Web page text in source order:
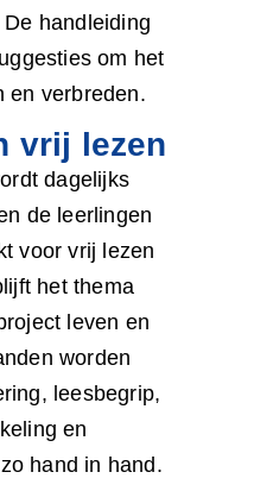
handleiding
om het
en verbreden.
vrij lezen
dagelijks
de leerlingen
voor vrij lezen
het thema
leven en
worden
leesbegrip,
en
hand in hand.